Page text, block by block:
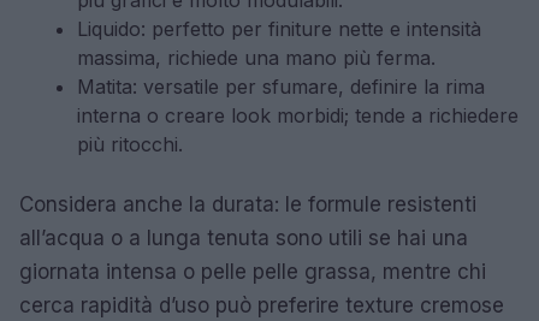
Liquido: perfetto per finiture nette e intensità
massima, richiede una mano più ferma.
Matita: versatile per sfumare, definire la rima
interna o creare look morbidi; tende a richiedere
più ritocchi.
Considera anche la durata: le formule resistenti
all’acqua o a lunga tenuta sono utili se hai una
giornata intensa o pelle pelle grassa, mentre chi
cerca rapidità d’uso può preferire texture cremose